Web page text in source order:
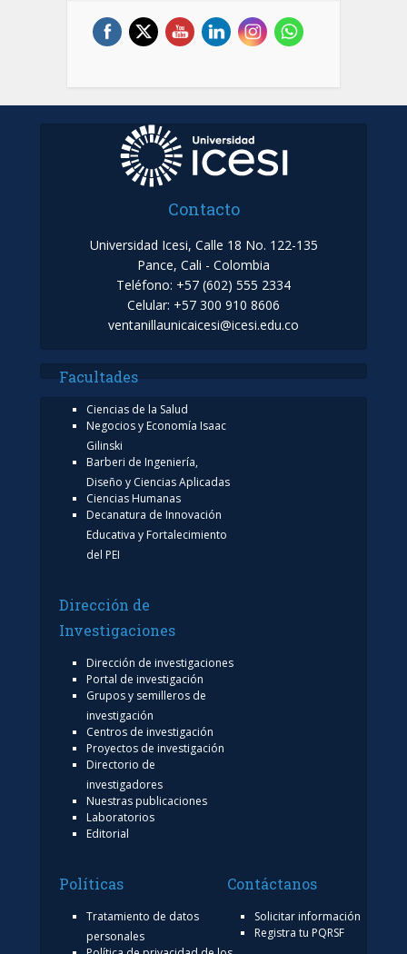
Contacto
Universidad Icesi, Calle 18 No. 122-135
Pance, Cali - Colombia
Teléfono: +57 (602) 555 2334
Celular: +57 300 910 8606
ventanillaunicaicesi@icesi.edu.co
Facultades
Ciencias de la Salud
Negocios y Economía Isaac
Gilinski
Barberi de Ingeniería,
Diseño y Ciencias Aplicadas
Ciencias Humanas
Decanatura de Innovación
Educativa y Fortalecimiento
del PEI
Dirección de
Investigaciones
Dirección de investigaciones
Portal de investigación
Grupos y semilleros de
investigación
Centros de investigación
Proyectos de investigación
Directorio de
investigadores
Nuestras publicaciones
Laboratorios
Editorial
Políticas
Tratamiento de datos
personales
Contáctanos
Solicitar información
Registra tu PQRSF